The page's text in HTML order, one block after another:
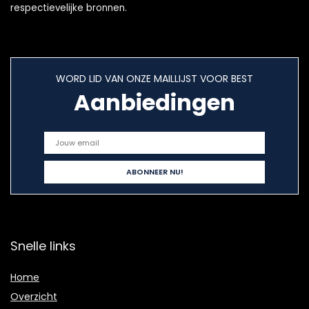
respectievelijke bronnen.
WORD LID VAN ONZE MAILLIJST VOOR BEST
Aanbiedingen
Snelle links
Home
Overzicht